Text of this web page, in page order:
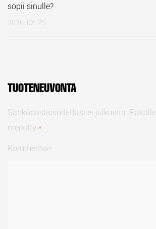
sopii sinulle?
2026-03-25
TUOTENEUVONTA
Sähköpostiosoitettasi ei julkaista.
merkitty *
Kommentoi*